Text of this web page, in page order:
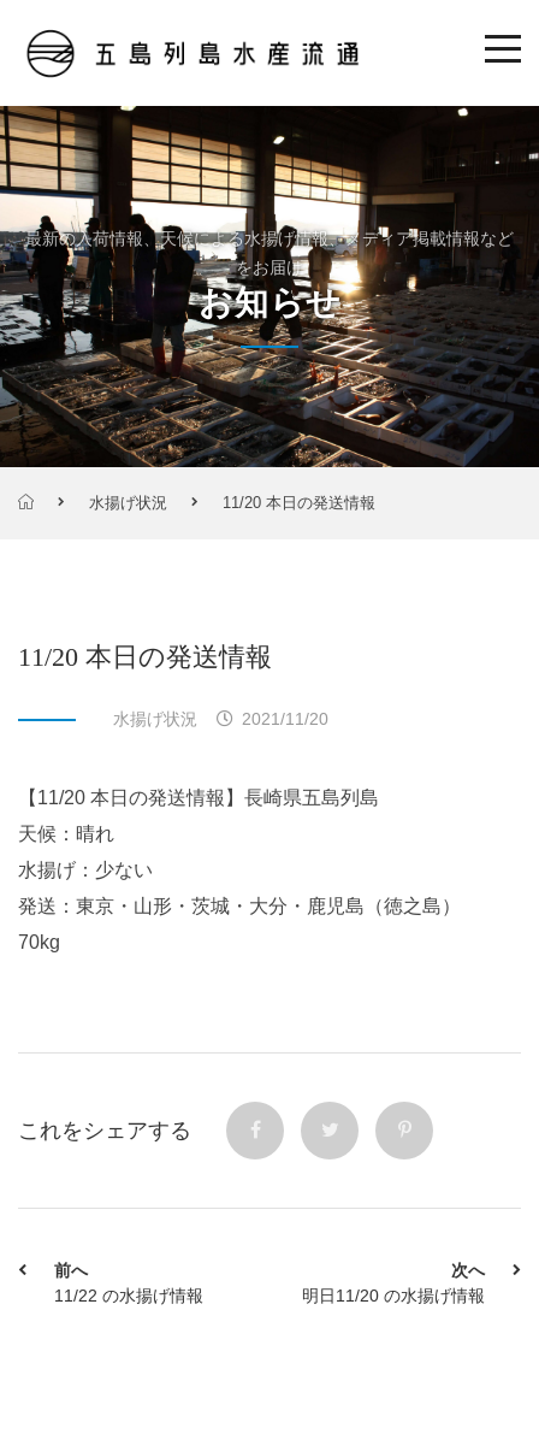
最新の入荷情報、天候による水揚げ情報、メディア掲載情報など
をお届け
お知らせ
水揚げ状況 11/20 本日の発送情報
11/20 本日の発送情報
水揚げ状況 2021/11/20
【11/20 本日の発送情報】長崎県五島列島
天候：晴れ
水揚げ：少ない
発送：東京・山形・茨城・大分・鹿児島（徳之島）
70kg
これをシェアする
前へ
11/22 の水揚げ情報
次へ
明日11/20 の水揚げ情報